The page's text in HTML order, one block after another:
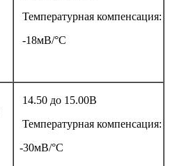
Температурная компенсация:
-18мВ/°С
14.50 до 15.00В
Температурная компенсация:
-30мВ/°С